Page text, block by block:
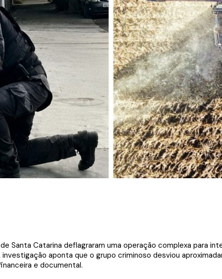
Santa Catarina deflagraram uma operação complexa para
aponta que o grupo criminoso desviou
e documental.